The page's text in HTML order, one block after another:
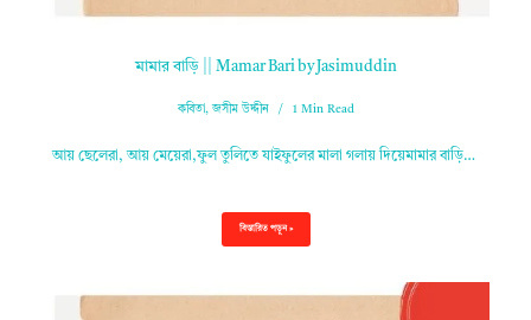
মামার বাড়ি || Mamar Bari by Jasimuddin
কবিতা,জসীম উদ্দীন 1 Min Read
আয় ছেলেরা, আয় মেয়েরা,ফুল তুলিতে যাইফুলের মালা গলায় দিয়েমামার বাড়ি…
বিস্তারিত পড়ুন »